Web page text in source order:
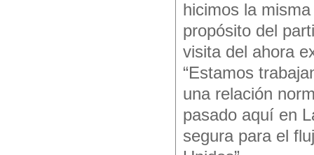
hicimos la
propósito del
visita del ahora
“Estamos
una relación
pasado aquí en
segura para el